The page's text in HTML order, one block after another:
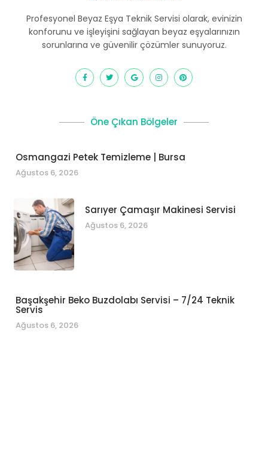
Profesyonel Beyaz Eşya Teknik Servisi olarak, evinizin
konforunu ve işleyişini sağlayan beyaz eşyalarınızın
sorunlarına ve güvenilir çözümler sunuyoruz.
Öne Çıkan Bölgeler
Osmangazi Petek Temizleme | Bursa
Ağustos 6, 2026
Sarıyer Çamaşır Makinesi Servisi
Ağustos 6, 2026
Başakşehir Beko Buzdolabı Servisi – 7/24 Teknik
Servis
Ağustos 6, 2026